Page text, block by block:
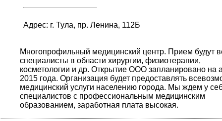
Адрес: г. Тула, пр. Ленина, 112Б
Многопрофильный медицинский центр. Прием будут
специалисты в области хирургии, физиотерапии,
косметологии и др. Открытие ООО запланировано на
2015 года. Организация будет предоставлять
медицинский услуги населению города. Мы ждем у
специалистов с профессиональным медицинским
образованием, заработная плата высокая.